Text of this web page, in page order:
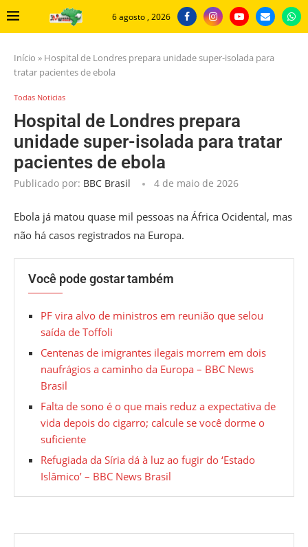
6 agosto , 2026
Início » Hospital de Londres prepara unidade super-isolada para
tratar pacientes de ebola
Todas Noticias
Hospital de Londres prepara
unidade super-isolada para tratar
pacientes de ebola
Publicado por: BBC Brasil 4 de maio de 2026
Ebola já matou quase mil pessoas na África Ocidental, mas
não há casos registrados na Europa.
Você pode gostar também
PF vira alvo de ministros em reunião que selou
saída de Toffoli
Centenas de imigrantes ilegais morrem em dois
naufrágios a caminho da Europa – BBC News
Brasil
Falta de sono é o que mais reduz a expectativa de
vida depois do cigarro; calcule se você dorme o
suficiente
Refugiada da Síria dá à luz ao fugir do ‘Estado
Islâmico’ – BBC News Brasil